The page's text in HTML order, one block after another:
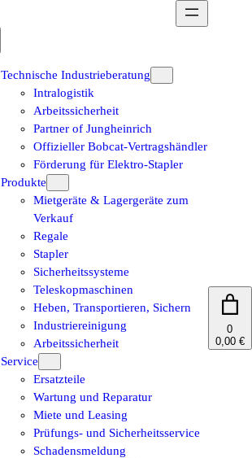
Technische Industrieberatung
Intralogistik
Arbeitssicherheit
Partner of Jungheinrich
Offizieller Bobcat-Vertragshändler
Förderung für Elektro-Stapler
Produkte
Mietgeräte & Lagergeräte zum
Verkauf
Regale
Stapler
Sicherheitssysteme
Teleskopmaschinen
Heben, Transportieren, Sichern
Industriereinigung
Arbeitssicherheit
Service
Ersatzteile
Wartung und Reparatur
Miete und Leasing
Prüfungs- und Sicherheitsservice
Schadensmeldung
0
0,00 €